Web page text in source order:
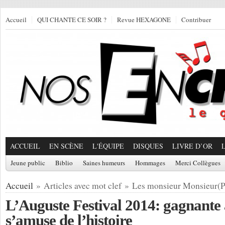
Accueil QUI CHANTE CE SOIR ? Revue HEXAGONE Contribuer
ACCUEIL EN SCÈNE L'ÉQUIPE DISQUES LIVRE D’OR
Jeune public Biblio Saines humeurs Hommages Merci Collègues
Accueil » Articles avec mot clef » Les monsieur
L’Auguste Festival 2014:
s’amuse de l’histoire